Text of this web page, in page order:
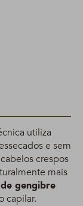
utiliza
e sem
crespos
mais
gengibre
capilar.